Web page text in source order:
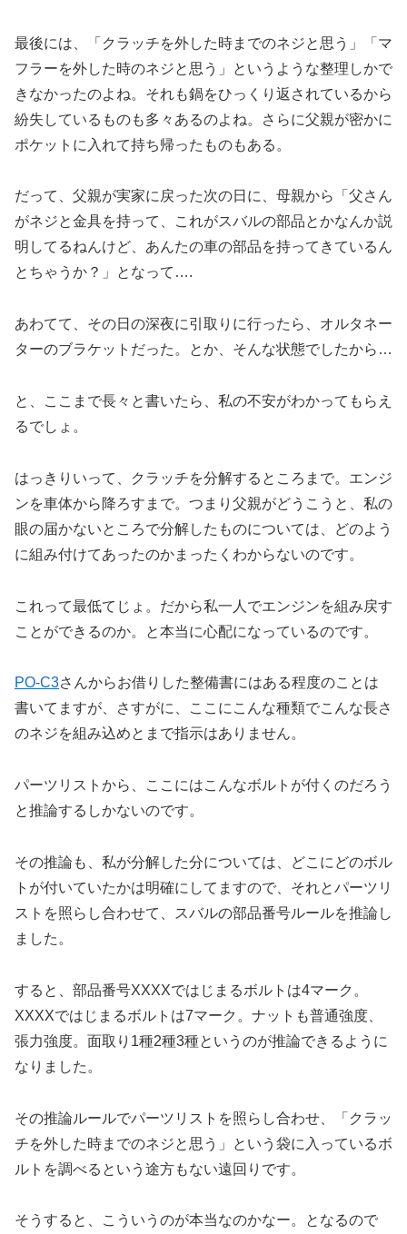
最後には、「クラッチを外した時までのネジと思う」「マ
フラーを外した時のネジと思う」というような整理しかで
きなかったのよね。それも鍋をひっくり返されているから
紛失しているものも多々あるのよね。さらに父親が密かに
ポケットに入れて持ち帰ったものもある。
だって、父親が実家に戻った次の日に、母親から「父さん
がネジと金具を持って、これがスバルの部品とかなんか説
明してるねんけど、あんたの車の部品を持ってきているん
とちゃうか？」となって….
あわてて、その日の深夜に引取りに行ったら、オルタネー
ターのブラケットだった。とか、そんな状態でしたから…
と、ここまで長々と書いたら、私の不安がわかってもらえ
るでしょ。
はっきりいって、クラッチを分解するところまで。エンジ
ンを車体から降ろすまで。つまり父親がどうこうと、私の
眼の届かないところで分解したものについては、どのよう
に組み付けてあったのかまったくわからないのです。
これって最低てじょ。だから私一人でエンジンを組み戻す
ことができるのか。と本当に心配になっているのです。
PO-C3さんからお借りした整備書にはある程度のことは
書いてますが、さすがに、ここにこんな種類でこんな長さ
のネジを組み込めとまで指示はありません。
パーツリストから、ここにはこんなボルトが付くのだろう
と推論するしかないのです。
その推論も、私が分解した分については、どこにどのボル
トが付いていたかは明確にしてますので、それとパーツリ
ストを照らし合わせて、スバルの部品番号ルールを推論し
ました。
すると、部品番号XXXXではじまるボルトは4マーク。
XXXXではじまるボルトは7マーク。ナットも普通強度、
張力強度。面取り1種2種3種というのが推論できるように
なりました。
その推論ルールでパーツリストを照らし合わせ、「クラッ
チを外した時までのネジと思う」という袋に入っているボ
ルトを調べるという途方もない遠回りです。
そうすると、こういうのが本当なのかなー。となるので